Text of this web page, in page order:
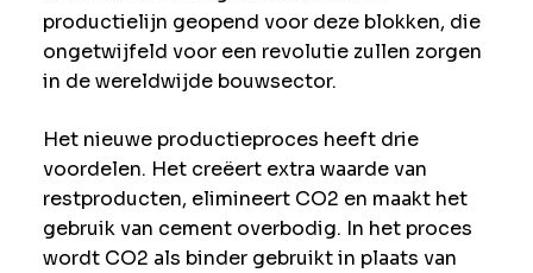
productielijn geopend voor deze blokken, die
ongetwijfeld voor een revolutie zullen zorgen
in de wereldwijde bouwsector.
Het nieuwe productieproces heeft drie
voordelen. Het creëert extra waarde van
restproducten, elimineert CO2 en maakt het
gebruik van cement overbodig. In het proces
wordt CO2 als binder gebruikt in plaats van